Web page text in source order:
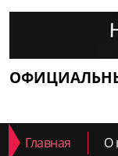
Главная О